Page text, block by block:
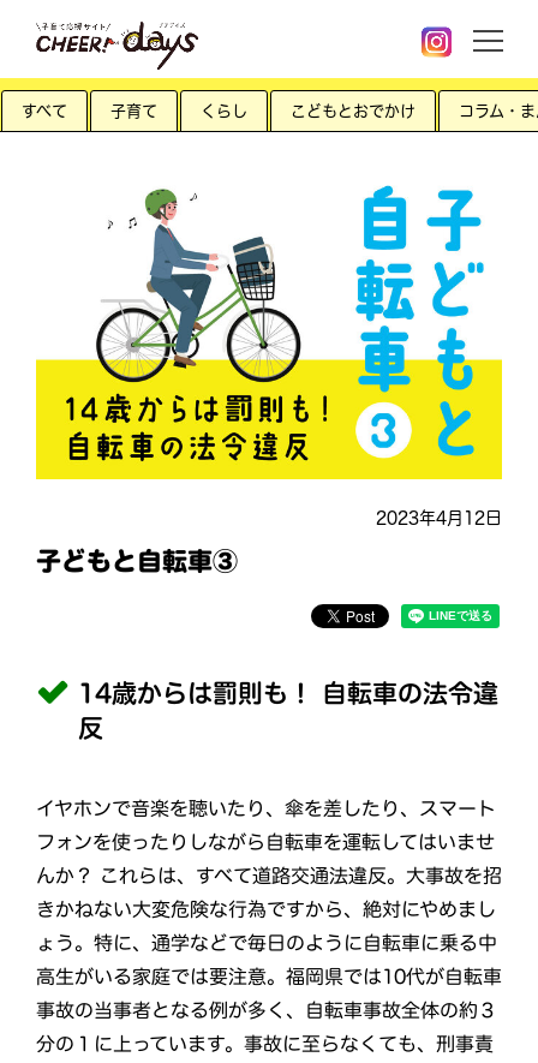
すべて 子育て くらし こどもとおでかけ コラム・
2023年4月12日
子どもと自転車③
14歳からは罰則も！ 自転車の法令違
反
イヤホンで音楽を聴いたり、傘を差したり、スマート
フォンを使ったりしながら自転車を運転してはいませ
んか？ これらは、すべて道路交通法違反。大事故を招
きかねない大変危険な行為ですから、絶対にやめまし
ょう。特に、通学などで毎日のように自転車に乗る中
高生がいる家庭では要注意。福岡県では10代が自転車
事故の当事者となる例が多く、自転車事故全体の約３
分の１に上っています。事故に至らなくても、刑事責